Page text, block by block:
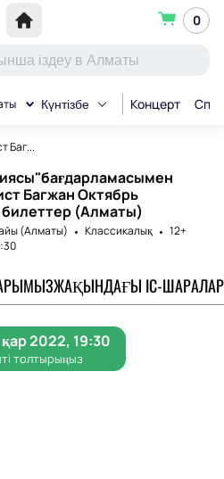
0
Күнтізбе Концерт
Баг...
Багжан Октябрь
билеттер (Алматы)
(Алматы) Классикалық
12+
ЖАҚЫНДАҒЫ ІС-ШАРАЛАР